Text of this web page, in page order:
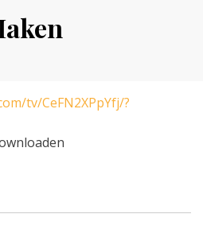
tv/CeFN2XPpYfj/?